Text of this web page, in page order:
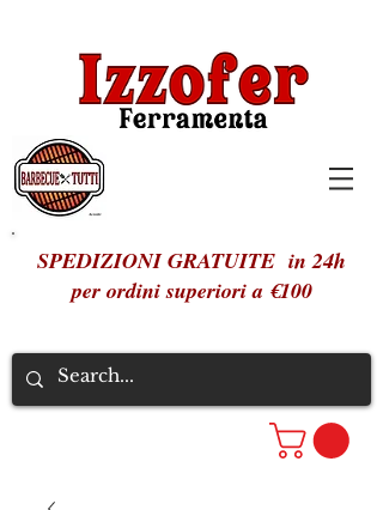
SPEDIZIONI GRATUITE in 24h
per ordini superiori a €100